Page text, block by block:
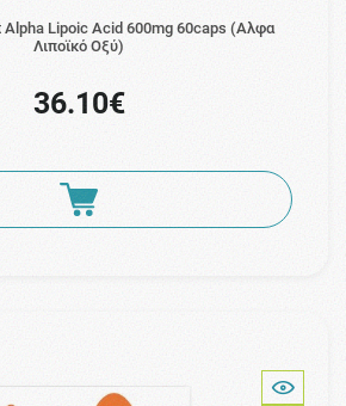
Alpha Lipoic Acid 600mg 60caps (Αλφα
Λιποϊκό Οξύ)
36.10€